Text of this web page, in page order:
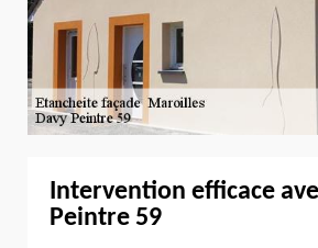
Intervention efficace
Peintre 59